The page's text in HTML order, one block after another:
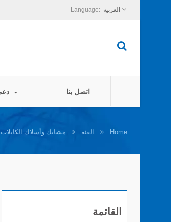
العربية
اتصل بنا
Home الفئة مشابك وأسلاك الكابلات
القائمة